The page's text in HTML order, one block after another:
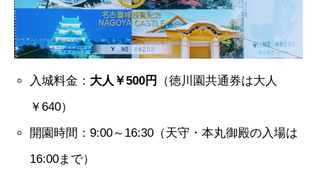
入城料金： 大人￥500円
（徳川園共通券は大人
￥640）
開園時間：9:00～16:30（天守・本丸御殿の入場は
16:00まで）